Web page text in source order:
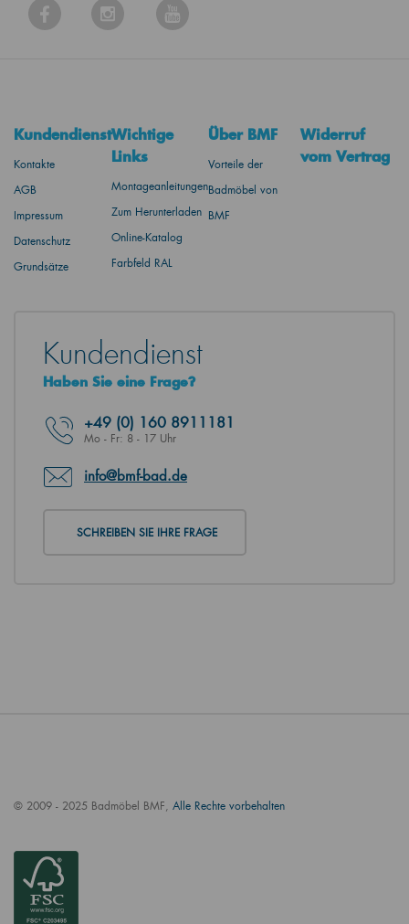
Kundendienst
Kontakte
AGB
Impressum
Datenschutz
Grundsätze
Wichtige
Links
Montageanleitungen
Zum Herunterladen
Online-Katalog
Farbfeld RAL
Über BMF
Vorteile der
Badmöbel von
BMF
Widerruf
vom Vertrag
Kundendienst
Haben Sie eine Frage?
+49 (0) 160 8911181
Mo - Fr: 8 - 17 Uhr
info@bmf-bad.de
SCHREIBEN SIE IHRE FRAGE
© 2009 - 2025 Badmöbel BMF, Alle Rechte vorbehalten